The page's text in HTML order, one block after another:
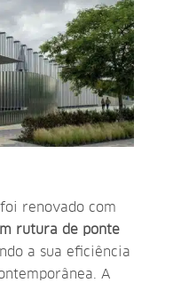
foi renovado com
rutura de ponte
a sua eficiência
A